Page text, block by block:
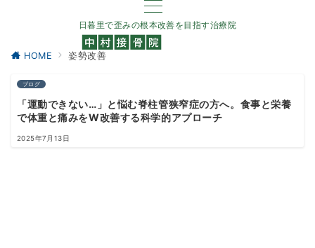
日暮里で歪みの根本改善を目指す治療院
HOME 姿勢改善
ブログ
「運動できない…」と悩む脊柱管狭窄症の方へ。食事と栄養
で体重と痛みをW改善する科学的アプローチ
2025年7月13日